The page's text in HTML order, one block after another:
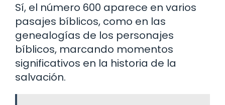
Sí, el número 600 aparece en varios
pasajes bíblicos, como en las
genealogías de los personajes
bíblicos, marcando momentos
significativos en la historia de la
salvación.